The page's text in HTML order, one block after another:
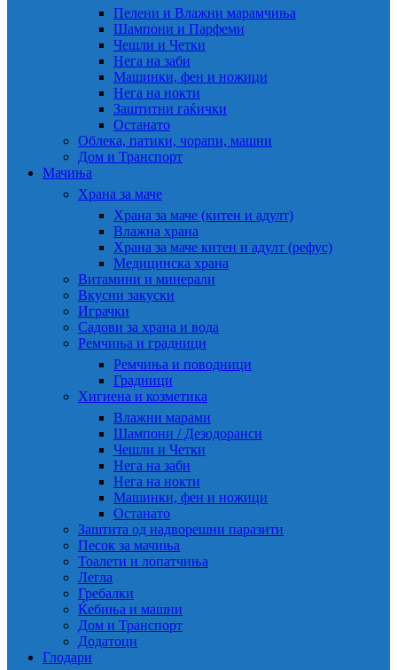
Пелени и Влажни марамчиња
Шампони и Парфеми
Чешли и Четки
Нега на заби
Машинки, фен и ножици
Нега на нокти
Заштитни гаќички
Останато
Облека, патики, чорапи, машни
Дом и Транспорт
Мачиња
Храна за маче
Храна за маче (китен и адулт)
Влажна храна
Храна за маче китен и адулт (рефус)
Медицинска храна
Витамини и минерали
Вкусни закуски
Играчки
Садови за храна и вода
Ремчиња и градници
Ремчиња и поводници
Градници
Хигиена и козметика
Влажни марами
Шампони / Дезодоранси
Чешли и Четки
Нега на заби
Нега на нокти
Машинки, фен и ножици
Останато
Заштита од надворешни паразити
Песок за мачиња
Тоалети и лопатчиња
Легла
Гребалки
Ќебиња и машни
Дом и Транспорт
Додатоци
Глодари